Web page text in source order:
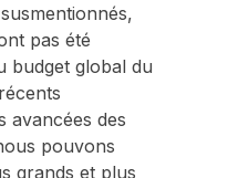
pas été
budget global du
avancées des
pouvons
grands et plus